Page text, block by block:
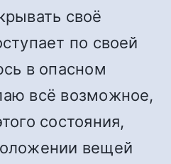
своё
по своей
в опасном
всё возможное,
состояния,
вещей